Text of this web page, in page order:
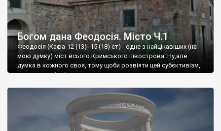
Богом дана Феодосія. Місто Ч.1
Феодосія (Кафа-12 (13) -15 (18) ст) - одне з найцікавіших (на
мою думку) міст всього Кримського півострова .Ну,але
думка в кожного своя, тому щоби розвіяти цей субєктивізм,
запрошую відвідати це